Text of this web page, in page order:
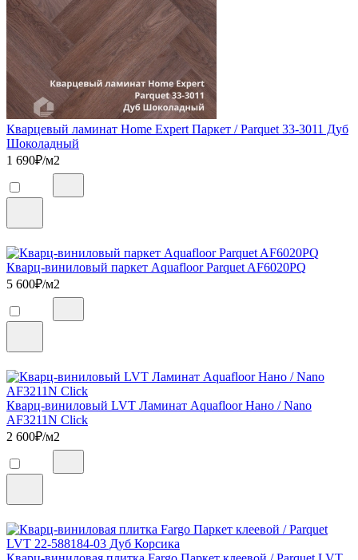
Кварцевый ламинат Home Expert Паркет / Parquet 33-3011 Дуб
Шоколадный
1 690₽/м2
Кварц-виниловый паркет Aquafloor Parquet AF6020PQ
5 600₽/м2
Кварц-виниловый LVT Ламинат Aquafloor Нано / Nano
AF3211N Click
2 600₽/м2